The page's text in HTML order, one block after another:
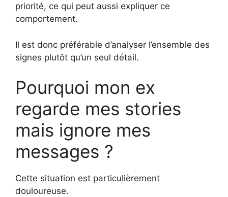
priorité, ce qui peut aussi expliquer ce
comportement.
Il est donc préférable d’analyser l’ensemble des
signes plutôt qu’un seul détail.
Pourquoi mon ex
regarde mes stories
mais ignore mes
messages ?
Cette situation est particulièrement
douloureuse.